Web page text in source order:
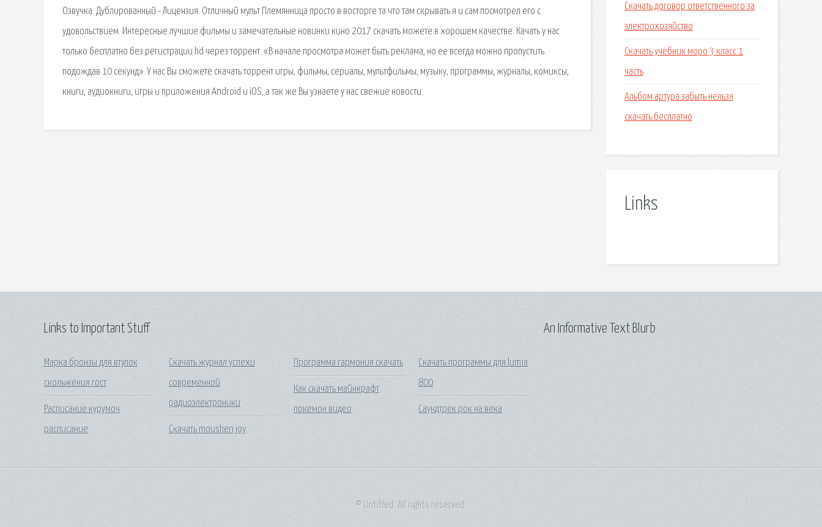
Озвучка: Дублированный - Лицензия. Отличный мульт Племянница просто в восторге та что там скрывать я и сам посмотрел его с
удовольствием. Интересные лучшие фильмы и замечательные новинки кино 2017 скачать можете в хорошем качестве. Качать у нас
только бесплатно без регистрации hd через торрент. «В начале просмотра может быть реклама, но ее всегда можно пропустить
подождав 10 секунд». У нас Вы сможете скачать торрент игры, фильмы, сериалы, мультфильмы, музыку, программы, журналы, комиксы,
книги, аудиокниги, игры и приложения Android и iOS, а так же Вы узнаете у нас свежие новости.
Скачать договор ответственного за
электрохозяйство
Скачать учебник моро 3 класс 1
часть
Альбом артура забыть нельзя
скачать бесплатно
Links
Links to Important Stuff
Марка бронзы для втулок
скольжения гост
Расписание курумоч
расписание
Скачать журнал успехи
современной
радиоэлектроники
Скачать moushen joy
Программа гармония скачать
Как скачать майнкрафт
покемон видео
Скачать программы для lumia
800
Саундтрек рок на века
An Informative Text Blurb
© Untitled. All rights reserved.